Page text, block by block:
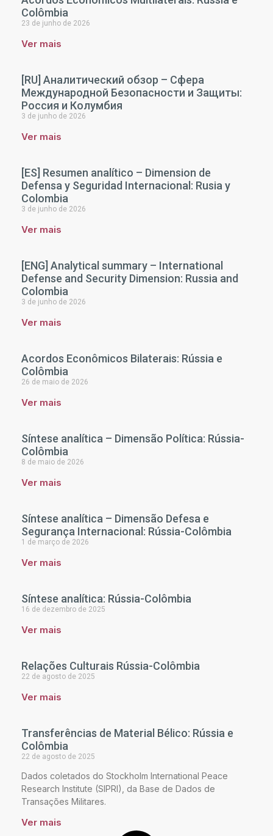
Colômbia
23 de junho de 2026
Ver mais
[RU] Аналитический обзор – Сфера
Международной Безопасности и Защиты:
Россия и Колумбия
3 de junho de 2026
Ver mais
[ES] Resumen analítico – Dimension de
Defensa y Seguridad Internacional: Rusia y
Colombia
3 de junho de 2026
Ver mais
[ENG] Analytical summary – International
Defense and Security Dimension: Russia and
Colombia
3 de junho de 2026
Ver mais
Acordos Econômicos Bilaterais: Rússia e
Colômbia
26 de maio de 2026
Ver mais
Síntese analítica – Dimensão Política: Rússia-
Colômbia
8 de maio de 2026
Ver mais
Síntese analítica – Dimensão Defesa e
Segurança Internacional: Rússia-Colômbia
1 de março de 2026
Ver mais
Síntese analítica: Rússia-Colômbia
16 de dezembro de 2025
Ver mais
Relações Culturais Rússia-Colômbia
22 de agosto de 2025
Ver mais
Transferências de Material Bélico: Rússia e
Colômbia
22 de agosto de 2025
Dados coletados do Stockholm International Peace
Research Institute (SIPRI), da Base de Dados de
Transações Militares.
Ver mais